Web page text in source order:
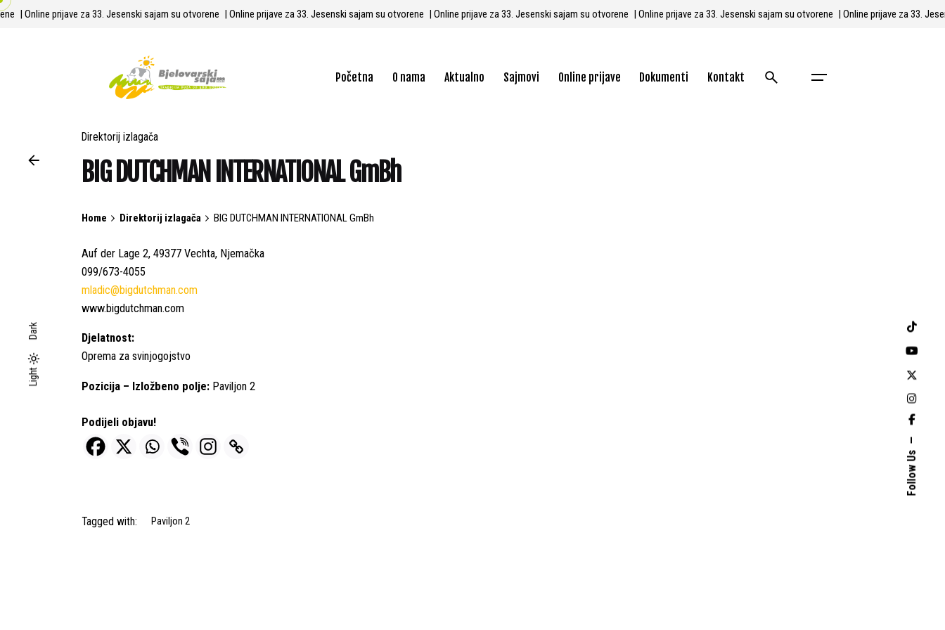
Light
Dark
Light
Dark
Follow Us
Skip
| Online prijave za 33. Jesenski sajam su otvorene | Online prijave za 33. Jesenski sajam su otvorene | Online prijave za 33. Jesenski sajam su otvorene | Online prijave za 33. Jesenski sajam su otvorene | Online prijave za 33.
Početna O nama Aktualno Sajmovi Online prijave Dokumenti Kontakt
Direktorij izlagača
BIG DUTCHMAN INTERNATIONAL GmBh
Home Direktorij izlagača BIG DUTCHMAN INTERNATIONAL GmBh
Auf der Lage 2, 49377 Vechta, Njemačka
099/673-4055
mladic@bigdutchman.com
www.bigdutchman.com
Djelatnost:
Oprema za svinjogojstvo
Pozicija – Izložbeno polje: Paviljon 2
Podijeli objavu!
Tagged with: Paviljon 2